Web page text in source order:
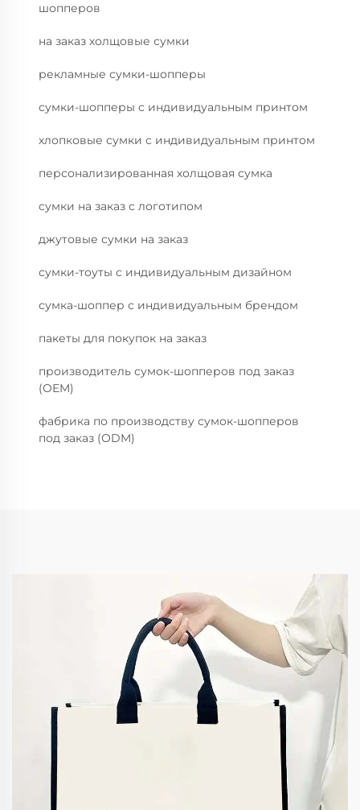
шопперов
на заказ холщовые сумки
рекламные сумки-шопперы
сумки-шопперы с индивидуальным принтом
хлопковые сумки с индивидуальным принтом
персонализированная холщовая сумка
сумки на заказ с логотипом
джутовые сумки на заказ
сумки-тоуты с индивидуальным дизайном
сумка-шоппер с индивидуальным брендом
пакеты для покупок на заказ
производитель сумок-шопперов под заказ
(OEM)
фабрика по производству сумок-шопперов
под заказ (ODM)